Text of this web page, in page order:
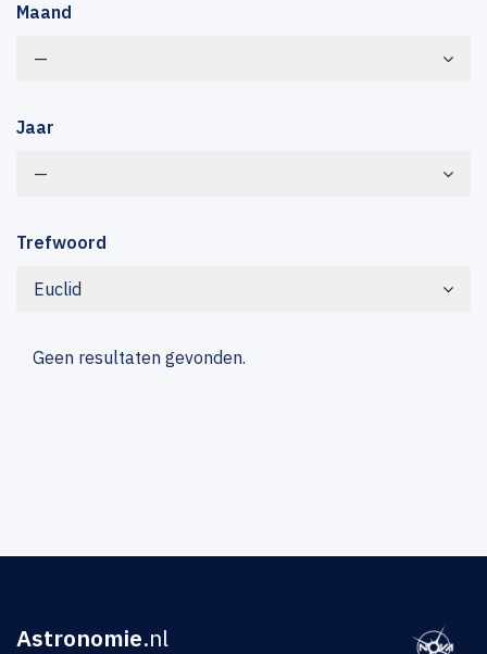
Maand
—
Jaar
—
Trefwoord
Euclid
Geen resultaten gevonden.
Astronomie.nl